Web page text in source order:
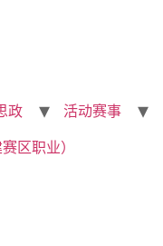
政
活动赛事
区职业）